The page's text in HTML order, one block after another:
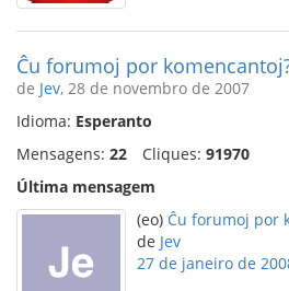
Ĉu forumoj por
de Jev, 28 de novembro de 2007
Idioma: Esperanto
Mensagens: 22 Cliques: 91970
Última mensagem
(eo) Ĉu forumoj por
de Jev
27 de janeiro de